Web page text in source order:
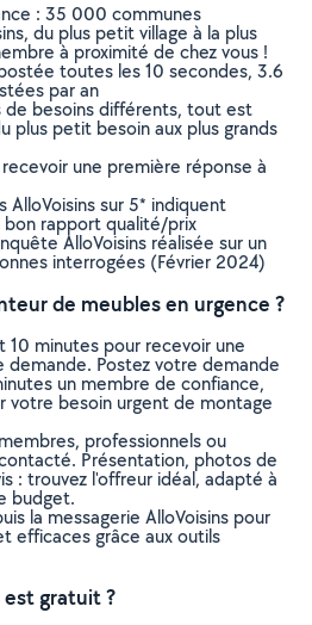
: 35 000 communes
du plus petit village à la plus
à proximité de chez vous !
toutes les 10 secondes, 3.6
par an
de besoins différents, tout est
plus petit besoin aux plus grands
une première réponse à
sur 5* indiquent
bon rapport qualité/prix
AlloVoisins réalisée sur un
interrogées (Février 2024)
de meubles en urgence ?
10 minutes pour recevoir une
Postez votre demande
un membre de confiance,
votre besoin urgent de montage
professionnels ou
Présentation, photos de
: trouvez l'offreur idéal, adapté à
budget.
la messagerie AlloVoisins pour
efficaces grâce aux outils
est gratuit ?